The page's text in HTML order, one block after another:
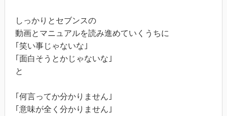
しっかりとセブンスの
動画とマニュアルを読み進めていくうちに
｢笑い事じゃないな｣
｢面白そうとかじゃないな｣
と
｢何言ってか分かりません｣
｢意味が全く分かりません｣